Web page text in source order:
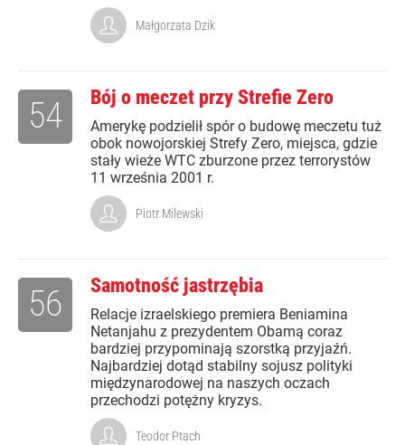
Małgorzata Dzik
Bój o meczet przy Strefie Zero
Amerykę podzielił spór o budowę meczetu tuż
obok nowojorskiej Strefy Zero, miejsca, gdzie
stały wieże WTC zburzone przez terrorystów
11 września 2001 r.
54
Piotr Milewski
Samotność jastrzębia
Relacje izraelskiego premiera Beniamina
Netanjahu z prezydentem Obamą coraz
bardziej przypominają szorstką przyjaźń.
Najbardziej dotąd stabilny sojusz polityki
międzynarodowej na naszych oczach
przechodzi potężny kryzys.
56
Teodor Ptach